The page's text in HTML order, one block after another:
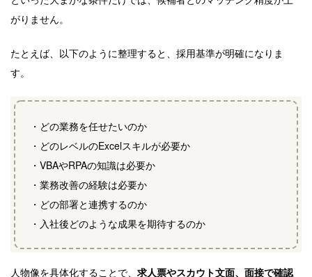
がりません。
たとえば、以下のように整理すると、採用基準が明確になりま
す。
・どの業務を任せたいのか
・どのレベルのExcelスキルが必要か
・VBAやRPAの知識は必要か
・業務改善の経験は必要か
・どの部署と連携するのか
・入社後どのような成果を期待するのか
人物像を具体化することで、 求人票やスカウト文面、面接で確認